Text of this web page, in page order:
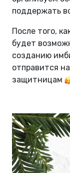
поддержать
После того,
будет
созданию
отправится
защитницам